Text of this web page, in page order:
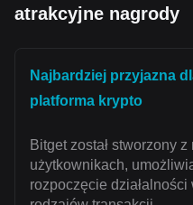
atrakcyjne nagrody
Najbardziej przyjazna
platforma krypto
Bitget został stworzony
użytkownikach,
rozpoczęcie